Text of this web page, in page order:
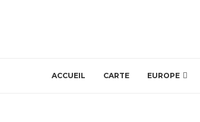
ACCUEIL CARTE EUROPE